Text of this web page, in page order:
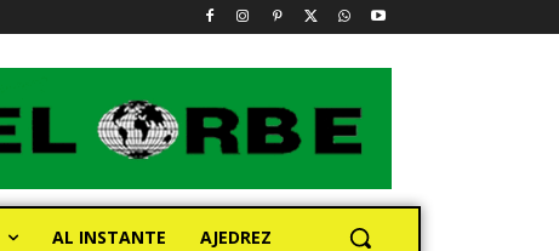
AL INSTANTE AJEDREZ